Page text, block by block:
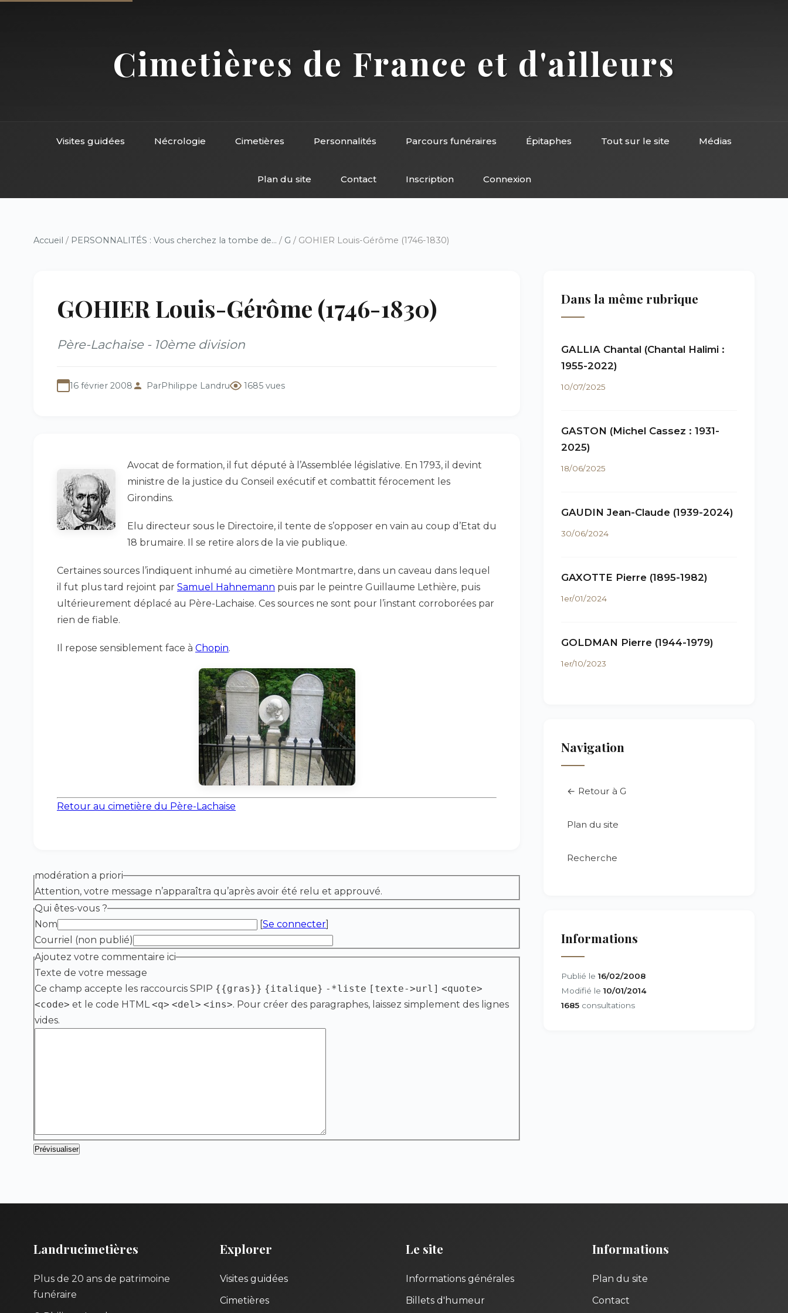
Cimetières de France et d'ailleurs
Visites guidées Nécrologie Cimetières Personnalités Parcours funéraires Épitaphes Tout sur le site Médias
Plan du site Contact Inscription Connexion
Accueil / PERSONNALITÉS : Vous cherchez la tombe de... / G / GOHIER Louis-Gérôme (1746-1830)
GOHIER Louis-Gérôme (1746-1830)
Père-Lachaise - 10ème division
16 février 2008 ParPhilippe Landru 1685 vues
Avocat de formation, il fut député à l’Assemblée législative. En 1793, il devint
ministre de la justice du Conseil exécutif et combattit férocement les
Girondins.
Elu directeur sous le Directoire, il tente de s’opposer en vain au coup d’Etat du
18 brumaire. Il se retire alors de la vie publique.
Certaines sources l’indiquent inhumé au cimetière Montmartre, dans un caveau dans lequel
il fut plus tard rejoint par Samuel Hahnemann puis par le peintre Guillaume Lethière, puis
ultérieurement déplacé au Père-Lachaise. Ces sources ne sont pour l’instant corroborées par
rien de fiable.
Il repose sensiblement face à Chopin.
Retour au cimetière du Père-Lachaise
modération a priori
Attention, votre message n’apparaîtra qu’après avoir été relu et approuvé.
Qui êtes-vous ?
Nom
[Se connecter]
Courriel (non publié)
Ajoutez votre commentaire ici
Texte de votre message
Ce champ accepte les raccourcis SPIP {{gras}} {italique} -*liste [texte->url] <quote>
<code> et le code HTML<q> <del> <ins>. Pour créer des paragraphes, laissez simplement des lignes
vides.
Dans la même rubrique
GALLIA Chantal (Chantal Halimi :
1955-2022)
10/07/2025
GASTON (Michel Cassez : 1931-
2025)
18/06/2025
GAUDIN Jean-Claude (1939-2024)
30/06/2024
GAXOTTE Pierre (1895-1982)
1er/01/2024
GOLDMAN Pierre (1944-1979)
1er/10/2023
Navigation
← Retour à G
Plan du site
Recherche
Informations
Publié le 16/02/2008
Modifié le 10/01/2014
1685 consultations
Landrucimetières
Plus de 20 ans de patrimoine
funéraire
Explorer
Visites guidées
Cimetières
Le site
Informations générales
Billets d'humeur
Informations
Plan du site
Contact